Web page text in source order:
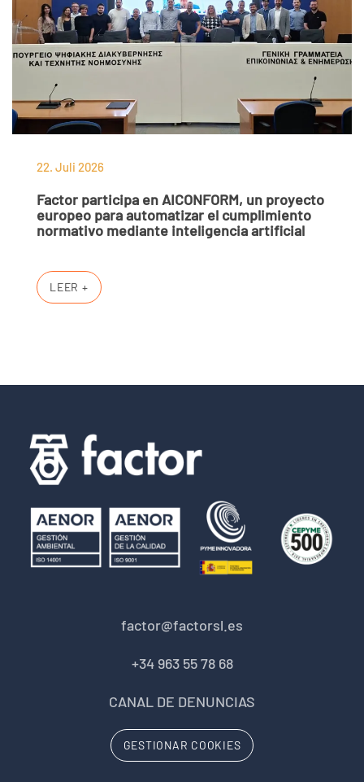
22. Juli 2026
Factor participa en AICONFORM, un proyecto
europeo para automatizar el cumplimiento
normativo mediante inteligencia artificial
LEER +
factor@factorsl.es
+34 963 55 78 68
CANAL DE DENUNCIAS
GESTIONAR COOKIES